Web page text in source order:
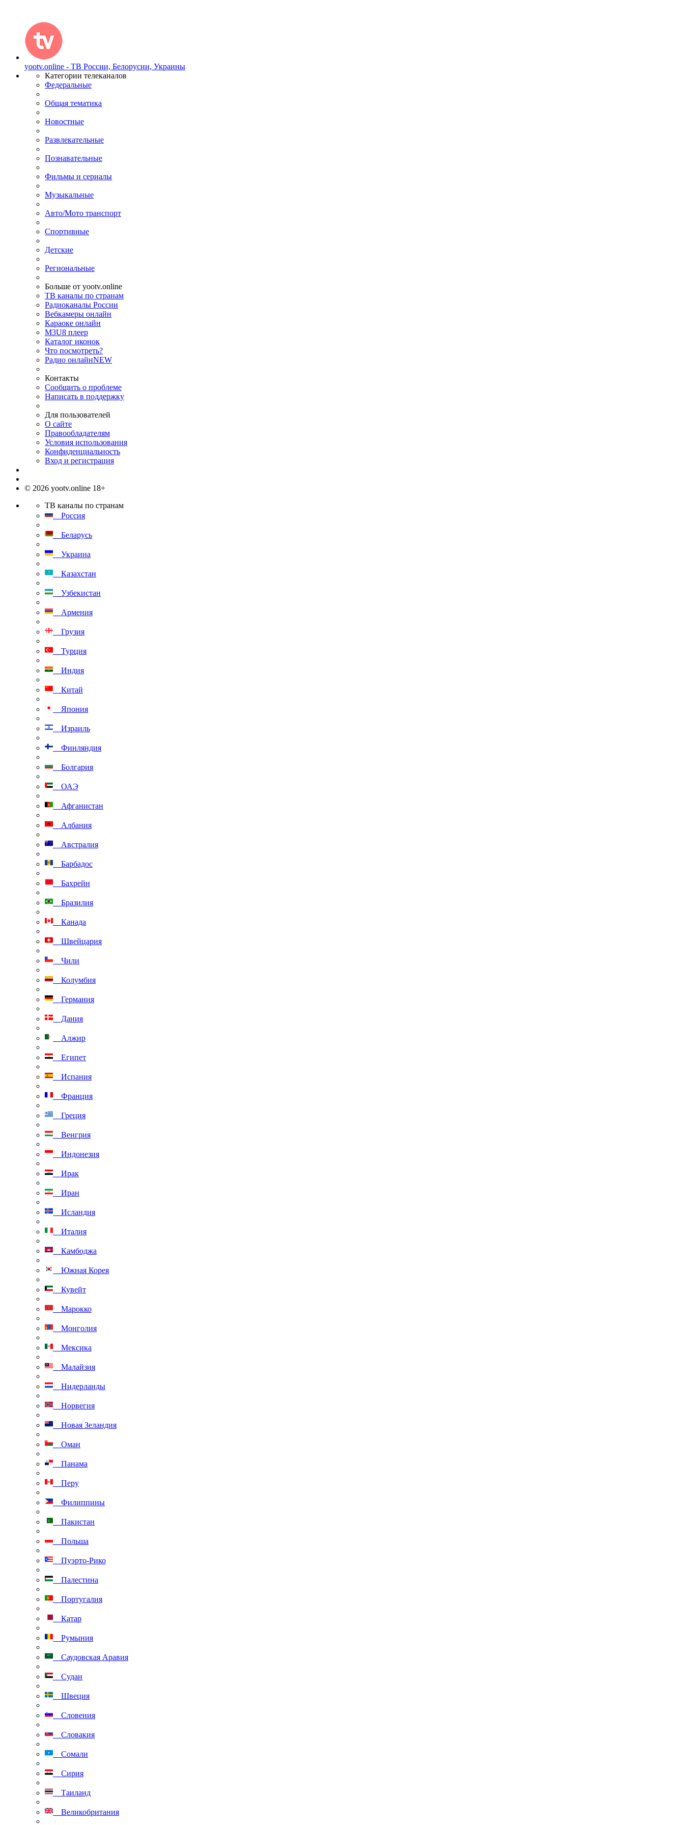
yootv.online - ТВ России, Белорусии, Украины
Категории телеканалов
Федеральные
Общая тематика
Новостные
Развлекательные
Познавательные
Фильмы и сериалы
Музыкальные
Авто/Мото транспорт
Спортивные
Детские
Региональные
Больше от yootv.online
ТВ каналы по странам
Радиоканалы России
Вебкамеры онлайн
Караоке онлайн
M3U8 плеер
Каталог иконок
Что посмотреть?
Радио онлайнNEW
Контакты
Сообщить о проблеме
Написать в поддержку
Для пользователей
О сайте
Правообладателям
Условия использования
Конфиденциальность
Вход и регистрация
© 2026 yootv.online 18+
ТВ каналы по странам
Россия
Беларусь
Украина
Казахстан
Узбекистан
Армения
Грузия
Турция
Индия
Китай
Япония
Израиль
Финляндия
Болгария
ОАЭ
Афганистан
Албания
Австралия
Барбадос
Бахрейн
Бразилия
Канада
Швейцария
Чили
Колумбия
Германия
Дания
Алжир
Египет
Испания
Франция
Греция
Венгрия
Индонезия
Ирак
Иран
Исландия
Италия
Камбоджа
Южная Корея
Кувейт
Марокко
Монголия
Мексика
Малайзия
Нидерланды
Норвегия
Новая Зеландия
Оман
Панама
Перу
Филиппины
Пакистан
Польша
Пуэрто-Рико
Палестина
Португалия
Катар
Румыния
Саудовская Аравия
Судан
Швеция
Словения
Словакия
Сомали
Сирия
Таиланд
Великобритания